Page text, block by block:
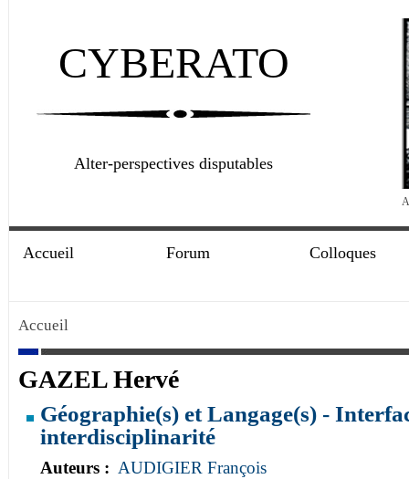
CYBERATO
Alter-perspectives disputables
Accueil Forum Colloques
Accueil
GAZEL Hervé
Géographie(s) et Langage(s) -
interdisciplinarité
Auteurs : AUDIGIER François